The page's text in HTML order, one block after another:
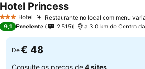
3 EstrelasHotel Restaurante no local com menu
Hotel Princess
9,1 Excelente 2.515 a 3.0 km de Centro
De € 48
Consulte os preços de 4 sites